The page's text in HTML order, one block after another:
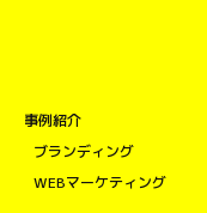
事例紹介
ブランディング
WEBマーケティング